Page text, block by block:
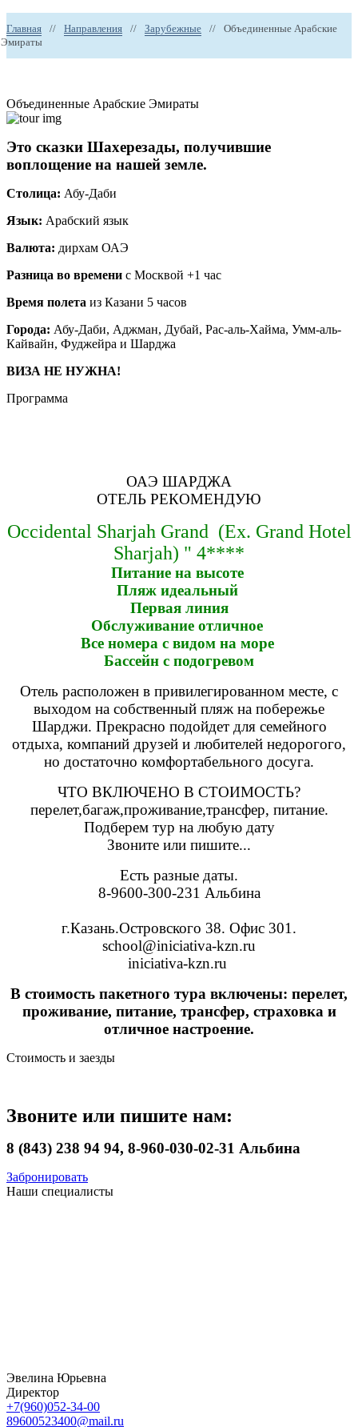
Главная // Направления // Зарубежные //
Объединенные Арабские
Эмираты
Объединенные Арабские Эмираты
Это сказки Шахерезады, получившие
воплощение на нашей земле.
Столица: Абу-Даби
Язык: Арабский язык
Валюта: дирхам ОАЭ
Разница во времени с Москвой +1 час
Время полета из Казани 5 часов
Города: Абу-Даби, Аджман, Дубай, Рас-аль-Хайма, Умм-аль-
Кайвайн, Фуджейра и Шарджа
ВИЗА НЕ НУЖНА!
Программа
ОАЭ ШАРДЖА
ОТЕЛЬ РЕКОМЕНДУЮ
Occidental Sharjah Grand (Ex. Grand Hotel
Sharjah) " 4****
Питание на высоте
Пляж идеальный
Первая линия
Обслуживание отличное
Все номера с видом на море
Бассейн с подогревом
Отель расположен в привилегированном месте, с
выходом на собственный пляж на побережье
Шарджи. Прекрасно подойдет для семейного
отдыха, компаний друзей и любителей недорогого,
но достаточно комфортабельного досуга.
ЧТО ВКЛЮЧЕНО В СТОИМОСТЬ?
перелет,багаж,проживание,трансфер, питание.
Подберем тур на любую дату
Звоните или пишите...
Есть разные даты.
8-9600-300-231 Альбина
г.Казань.Островского 38. Офис 301.
school@iniciativa-kzn.ru
iniciativa-kzn.ru
В стоимость пакетного тура включены: перелет,
проживание, питание, трансфер, страховка и
отличное настроение.
Стоимость и заезды
Звоните или пишите нам:
8 (843) 238 94 94, 8-960-030-02-31 Альбина
Забронировать
Наши специалисты
Эвелина Юрьевна
Директор
+7(960)052-34-00
89600523400@mail.ru